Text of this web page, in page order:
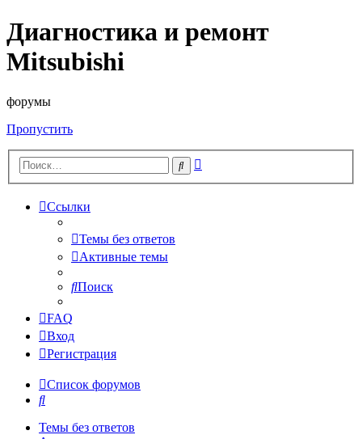
Диагностика и ремонт
Mitsubishi
форумы
Пропустить
Поиск
Ссылки
Темы без ответов
Активные темы
Поиск
FAQ
Вход
Регистрация
Список форумов
Поиск
Темы без ответов